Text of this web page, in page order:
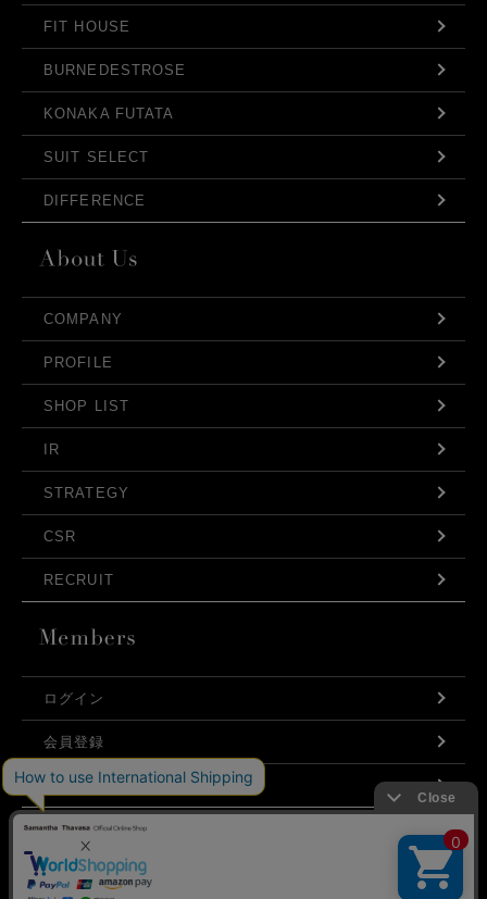
FIT HOUSE
BURNEDESTROSE
KONAKA FUTATA
SUIT SELECT
DIFFERENCE
COMPANY
PROFILE
SHOP LIST
IR
STRATEGY
CSR
RECRUIT
ログイン
会員登録
利用規約
お問い合わせ
プライバシーポリシー
弊社はCookieを利用し、Webの利便性向上に努め
ております。「承諾する」をクリックしていただ